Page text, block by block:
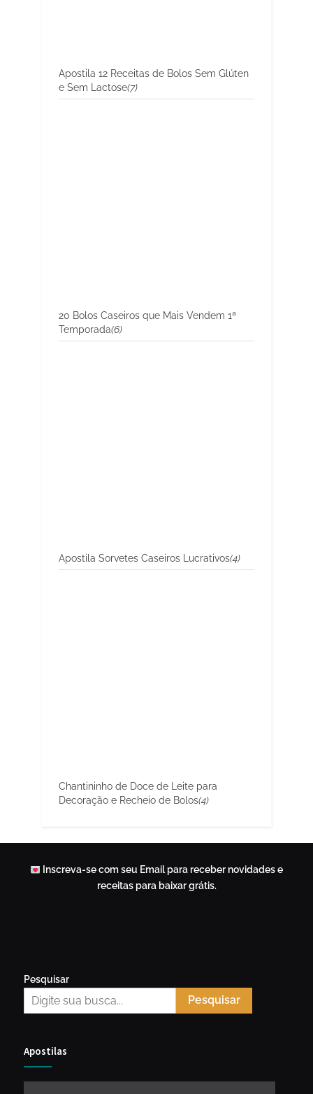
Apostila 12 Receitas de Bolos Sem Glúten
e Sem Lactose(7)
20 Bolos Caseiros que Mais Vendem 1ª
Temporada(6)
Apostila Sorvetes Caseiros Lucrativos(4)
Chantininho de Doce de Leite para
Decoração e Recheio de Bolos(4)
Inscreva-se com seu Email para receber novidades e
receitas para baixar grátis.
Pesquisar
Pesquisar
Apostilas